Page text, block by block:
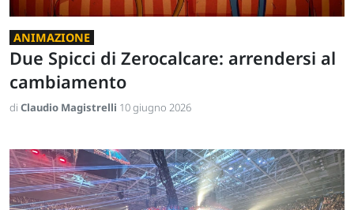
ANIMAZIONE
Due Spicci di Zerocalcare: arrendersi al
cambiamento
di Claudio Magistrelli 10 giugno 2026